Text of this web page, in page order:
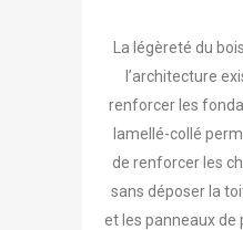
La légèreté du
l’architecture
renforcer les
lamellé-collé
de renforcer les
sans déposer la
et les panneaux